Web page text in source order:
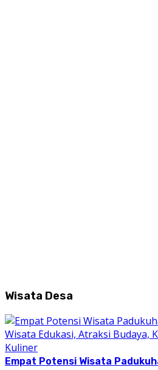
Wisata Desa
Empat Potensi Wisata